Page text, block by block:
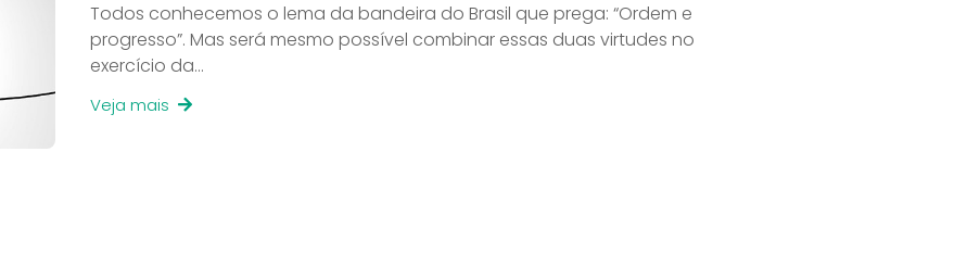
Todos conhecemos o lema da bandeira do Brasil que prega: “Ordem e
progresso”. Mas será mesmo possível combinar essas duas virtudes no
exercício da…
Veja mais